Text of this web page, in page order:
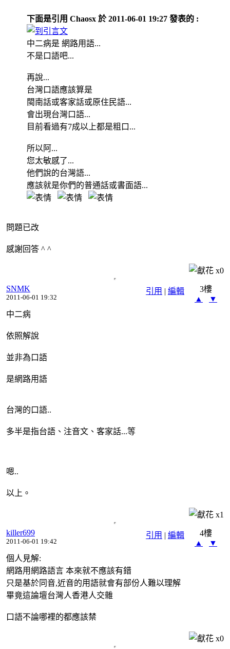
下面是引用 Chaosx 於 2011-06-01 19:27 發表的 :
中二病是 網路用語...
不是口語吧...
再說...
台灣口語應該算是
閩南話或客家話或原住民語...
會出現台灣口語...
目前看過有7成以上都是粗口...
所以阿...
您太敏感了...
他們說的台灣語...
應該就是你們的普通話或書面語...
問題已改
感謝回答 ^ ^
x0
引用 | 編輯
SNMK
2011-06-01 19:32
3樓
▲
▼
中二病
依照解說
並非為口語
是網路用語
台灣的口語..
多半是指台語、注音文、客家話...等
嗯..
以上。
x1
引用 | 編輯
killer699
2011-06-01 19:42
4樓
▲
▼
個人見解:
網路用網路語言 本來就不應該有錯
只是基於同音,近音的用語就會有部份人難以理解
畢竟這論壇台灣人香港人交雜
口語不論哪裡的都應該禁
x0